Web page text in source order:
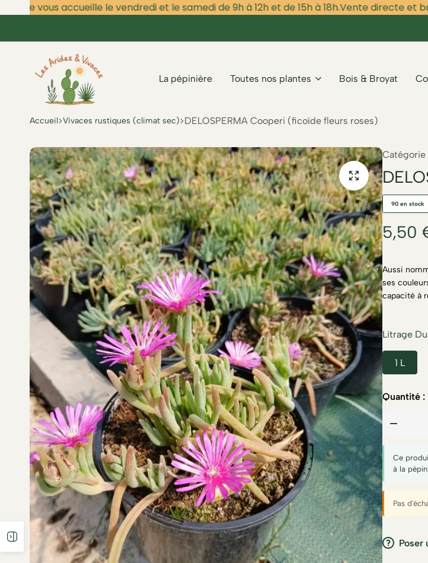
vous accueille le vendredi et le samedi de 9h à 12h et de 15h à 18h.Vente directe et
Les
et
Vivaces
La pépinière Toutes nos plantes Bois & Broyat
Accueil Vivaces rustiques (climat sec) DELOSPERMA Cooperi (ficoïde fleurs roses)
Catégorie
90 en stock
5,50
Aussi
ses
capacité à
Litrage
1 L
Quantité :
Ce
à la
Pas
Poser
Ouvrir la barre latérale